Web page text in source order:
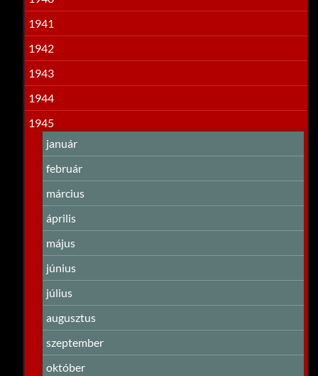
1941
1942
1943
1944
1945
január
február
március
április
május
június
július
augusztus
szeptember
október